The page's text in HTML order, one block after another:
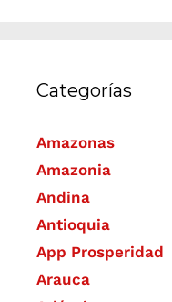
Categorías
Amazonas
Amazonia
Andina
Antioquia
App Prosperidad
Arauca